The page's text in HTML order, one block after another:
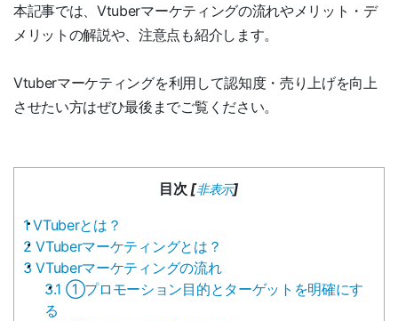
本記事では、Vtuberマーケティングの流れやメリット・デ
メリットの解説や、注意点も紹介します。
Vtuberマーケティングを利用して認知度・売り上げを向上
させたい方はぜひ最後までご覧ください。
目次 [非表示]
1VTuberとは？
2 VTuberマーケティングとは？
3 VTuberマーケティングの流れ
3.1 ①プロモーション目的とターゲットを明確にす
る